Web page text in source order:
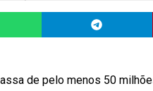
de pelo menos 50